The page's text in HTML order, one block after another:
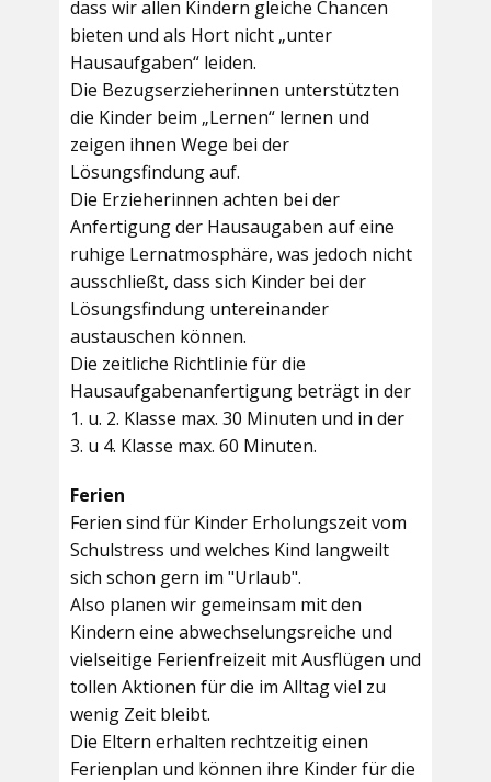
dass wir allen Kindern gleiche Chancen
bieten und als Hort nicht „unter
Hausaufgaben“ leiden.
Die Bezugserzieherinnen unterstützten
die Kinder beim „Lernen“ lernen und
zeigen ihnen Wege bei der
Lösungsfindung auf.
Die Erzieherinnen achten bei der
Anfertigung der Hausaugaben auf eine
ruhige Lernatmosphäre, was jedoch nicht
ausschließt, dass sich Kinder bei der
Lösungsfindung untereinander
austauschen können.
Die zeitliche Richtlinie für die
Hausaufgabenanfertigung beträgt in der
1. u. 2. Klasse max. 30 Minuten und in der
3. u 4. Klasse max. 60 Minuten.
Ferien
Ferien sind für Kinder Erholungszeit vom
Schulstress und welches Kind langweilt
sich schon gern im "Urlaub".
Also planen wir gemeinsam mit den
Kindern eine abwechselungsreiche und
vielseitige Ferienfreizeit mit Ausflügen und
tollen Aktionen für die im Alltag viel zu
wenig Zeit bleibt.
Die Eltern erhalten rechtzeitig einen
Ferienplan und können ihre Kinder für die